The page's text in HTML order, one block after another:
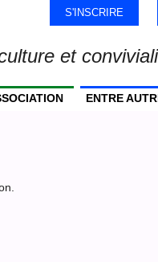
et
S'INSCRIRE
ENTRE